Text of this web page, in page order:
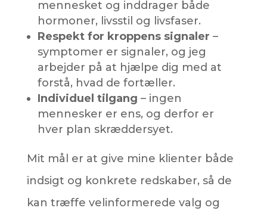
mennesket og inddrager både
hormoner, livsstil og livsfaser.
Respekt for kroppens signaler –
symptomer er signaler, og jeg
arbejder på at hjælpe dig med at
forstå, hvad de fortæller.
Individuel tilgang – ingen
mennesker er ens, og derfor er
hver plan skræddersyet.
Mit mål er at give mine klienter både
indsigt og konkrete redskaber, så de
kan træffe velinformerede valg og